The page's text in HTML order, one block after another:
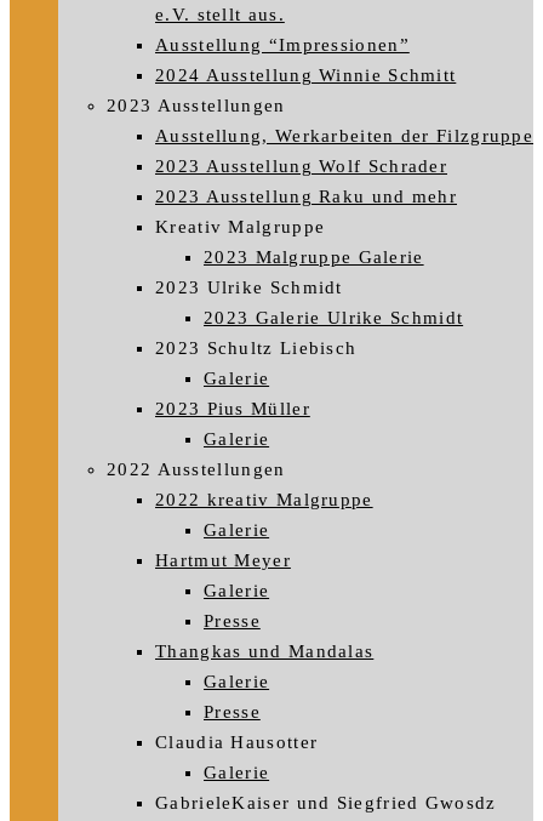
e.V. stellt aus.
Ausstellung “Impressionen”
2024 Ausstellung Winnie Schmitt
2023 Ausstellungen
Ausstellung, Werkarbeiten der Filzgruppe
2023 Ausstellung Wolf Schrader
2023 Ausstellung Raku und mehr
Kreativ Malgruppe
2023 Malgruppe Galerie
2023 Ulrike Schmidt
2023 Galerie Ulrike Schmidt
2023 Schultz Liebisch
Galerie
2023 Pius Müller
Galerie
2022 Ausstellungen
2022 kreativ Malgruppe
Galerie
Hartmut Meyer
Galerie
Presse
Thangkas und Mandalas
Galerie
Presse
Claudia Hausotter
Galerie
GabrieleKaiser und Siegfried Gwosdz